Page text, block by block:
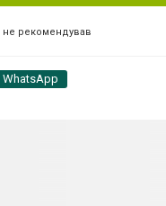
не рекомендував
WhatsApp